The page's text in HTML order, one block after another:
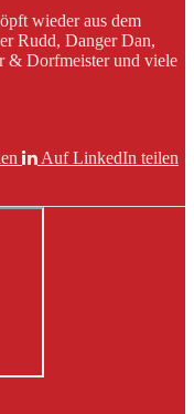
wieder aus dem
Rudd, Danger Dan,
& Dorfmeister und viele
Auf LinkedIn teilen